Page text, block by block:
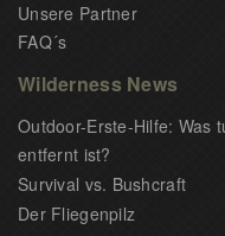
Unsere Partner
FAQ´s
Wilderness News
Outdoor-Erste-Hilfe: Was
entfernt ist?
Survival vs. Bushcraft
Der Fliegenpilz